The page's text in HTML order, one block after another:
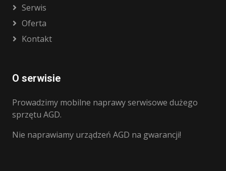
Serwis
Oferta
Kontakt
O serwisie
Prowadzimy mobilne naprawy serwisowe dużego
sprzętu AGD.
Nie naprawiamy urządzeń AGD na gwarancji!